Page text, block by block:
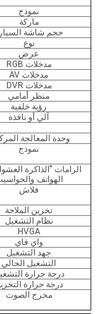
نموذج
ماركة
حجم شاشة
نوع
عرض
مدخلات RGB
مدخلات AV
مدخلات DVR
منظر أمامي
رؤية خلفية
آلي أو نافذة
وحدة المعالجة
نموذج
الرامات "الذاكرة
الهواتف
فلاش
تخزين الملاحة
نظام التشغيل
HVGA
واي فاي
جهد التشغيل
التشغيل الحالي
درجة حرارة
درجة حرارة
مخرج الصوت